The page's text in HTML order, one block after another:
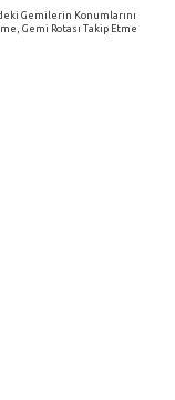
Gemilerin Konumlarını
Gemi Rotası Takip Etme